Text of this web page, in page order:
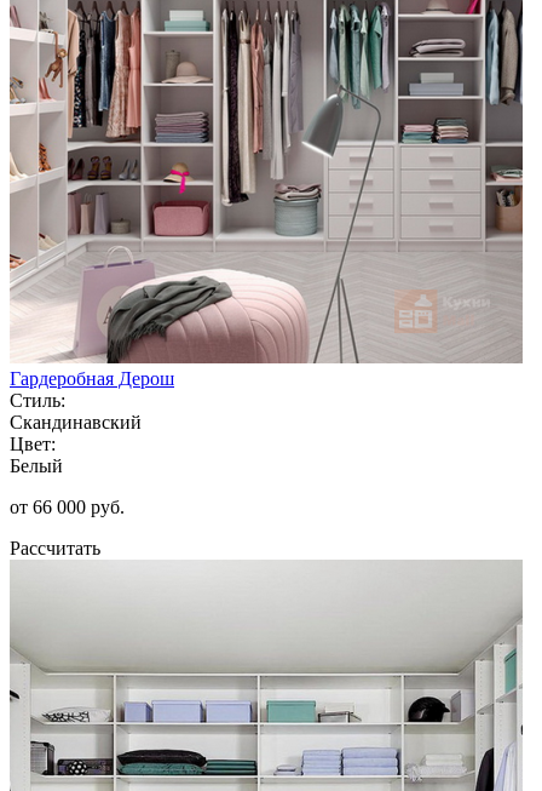
Гардеробная Дерош
Стиль:
Скандинавский
Цвет:
Белый
от 66 000 руб.
Рассчитать